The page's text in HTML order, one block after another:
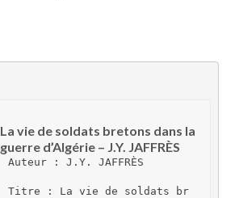
La vie de soldats bretons dans la
guerre d’Algérie – J.Y. JAFFRÈS
Auteur : J.Y. JAFFRÈS
Titre : La vie de soldats br